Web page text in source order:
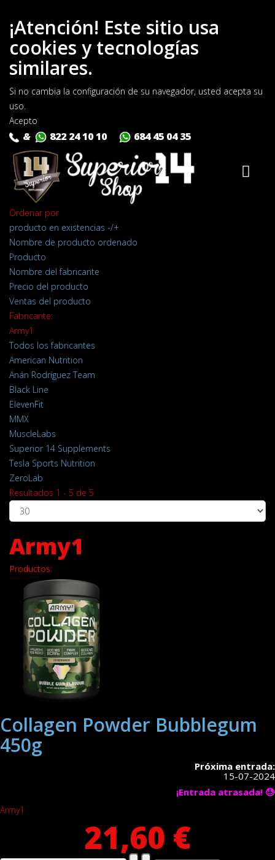
¡Atención! Este sitio usa
cookies y tecnologías
similares.
Si no cambia la configuración de su navegador, usted acepta su
uso.
Acepto
& 822 24 10 10 684 45 04 35
Ordenar por
producto en existencias -/+
Nombre de producto ordenado
Producto
Nombre del fabricante
Precio del producto
Ventas del producto
Fabricante:
Army1
Todos los fabricantes
American Nutrition
Anán Rodríguez Team
Black Line
ElevenFit
MMX
MuscleLabs
Superior 14 Supplements
Tesla Sports Nutrition
ZeroLab
Resultados 1 - 5 de 5
Army1
Productos:
Collagen Powder Bubblegum
450g
Próxima entrada:
15-07-2024
¡Entrada atrasada! 😓
Army1
21,60 €